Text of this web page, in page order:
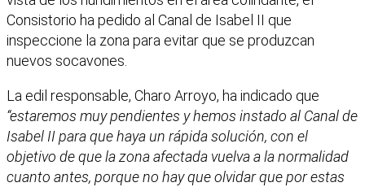
Consistorio ha pedido al Canal de Isabel II que
inspeccione la zona para evitar que se produzcan
nuevos socavones.
La edil responsable, Charo Arroyo, ha indicado que
“estaremos muy pendientes y hemos instado al Canal de
Isabel II para que haya un rápida solución, con el
objetivo de que la zona afectada vuelva a la normalidad
cuanto antes, porque no hay que olvidar que por estas